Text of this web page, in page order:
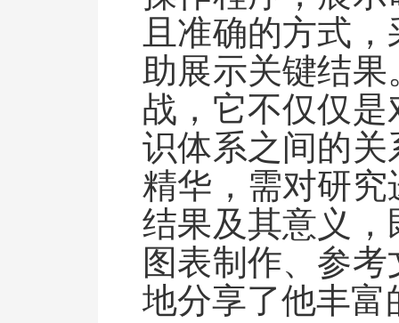
且准确的方式
助展示关键结
战，它不仅仅
识体系之间的
精华，需对研
结果及其意义
图表制作、参
地分享了他丰